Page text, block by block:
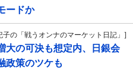
ードか
の「戦うオンナのマーケット日記」]
大の可決も想定内、日銀会
政策のツケも